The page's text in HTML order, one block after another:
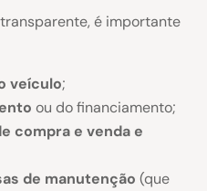
é importante
veículo;
ou do financiamento;
compra e venda e
de manutenção (que